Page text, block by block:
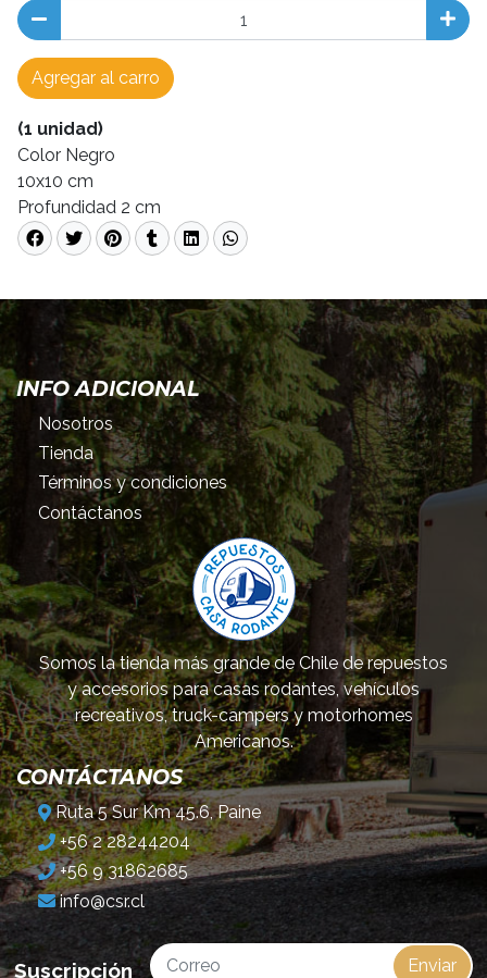
Agregar al carro
(1 unidad)
Color Negro
10x10 cm
Profundidad 2 cm
INFO ADICIONAL
Nosotros
Tienda
Términos y condiciones
Contáctanos
Somos la tienda más grande de Chile de repuestos
y accesorios para casas rodantes, vehículos
recreativos, truck-campers y motorhomes
Americanos.
CONTÁCTANOS
Ruta 5 Sur Km 45.6, Paine
+56 2 28244204
+56 9 31862685
info@csr.cl
Suscripción Enviar